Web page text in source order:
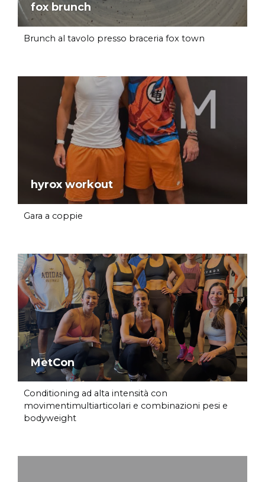
fox brunch
Brunch al tavolo presso braceria fox town
hyrox workout
Gara a coppie
MetCon
Conditioning ad alta intensità con
movimentimultiarticolari e combinazioni pesi e
bodyweight